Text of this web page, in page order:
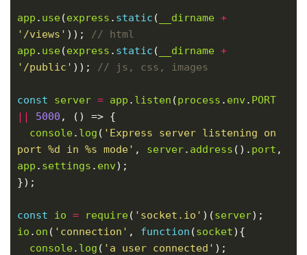
app . use(express . static ( __dirname +
'/views' ));
app . use(express . static ( __dirname +
'/public' ));
const server = app . listen (process . env . PORT
||
5000
console. log ( 'Express server listening on
port %d in %s mode' , server. address (). port
app . settings . env
const io = require( 'socket.io' )(server
io . on ( 'connection' , function (socket
console. log ( 'a user connected'